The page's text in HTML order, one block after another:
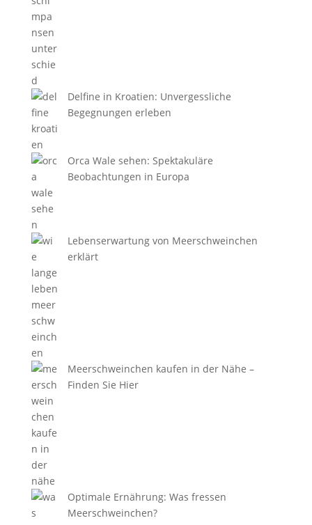
Delfine in Kroatien: Unvergessliche
Begegnungen erleben
Orca Wale sehen: Spektakuläre
Beobachtungen in Europa
Lebenserwartung von Meerschweinchen
erklärt
Meerschweinchen kaufen in der Nähe –
Finden Sie Hier
Optimale Ernährung: Was fressen
Meerschweinchen?